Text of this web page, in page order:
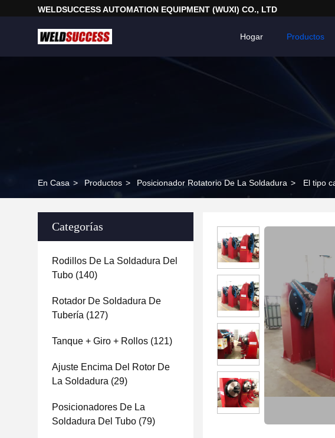
WELDSUCCESS AUTOMATION EQUIPMENT (WUXI) CO., LTD
Hogar Productos
En Casa > Productos > Posicionador Rotatorio De La Soldadura > El tipo
Categorías
Rodillos De La Soldadura Del
Tubo (140)
Rotador De Soldadura De
Tubería (127)
Tanque + Giro + Rollos (121)
Ajuste Encima Del Rotor De
La Soldadura (29)
Posicionadores De La
Soldadura Del Tubo (79)